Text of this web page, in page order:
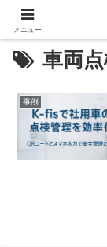
車両
事例
メニュー